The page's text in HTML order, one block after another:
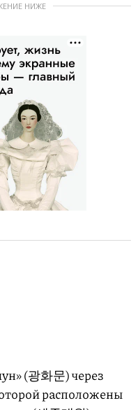
НИЖЕ
(광화문) через
расположены